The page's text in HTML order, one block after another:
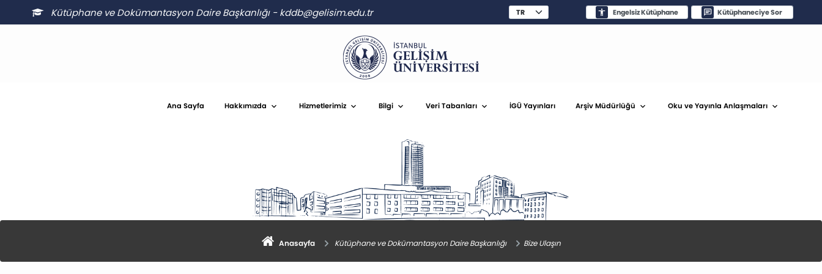
Kütüphane ve Dokümantasyon Daire Başkanlığı -kddb@gelisim.edu.tr Engelsiz Kütüphane Kütüphaneciye Sor
Ana Sayfa Hakkımızda Hizmetlerimiz Bilgi Veri Tabanları İGÜ Yayınları Arşiv Müdürlüğü Oku ve Yayınla Anlaşmaları
Anasayfa Kütüphane ve Dokümantasyon Daire Başkanlığı Bize Ulaşın